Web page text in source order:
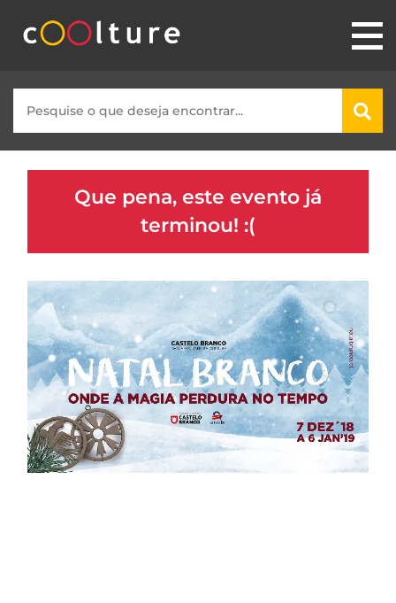
Que pena, este evento já
terminou! :(